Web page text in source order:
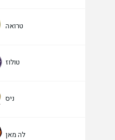
טרואה
טולוז
ניס
לה מאן